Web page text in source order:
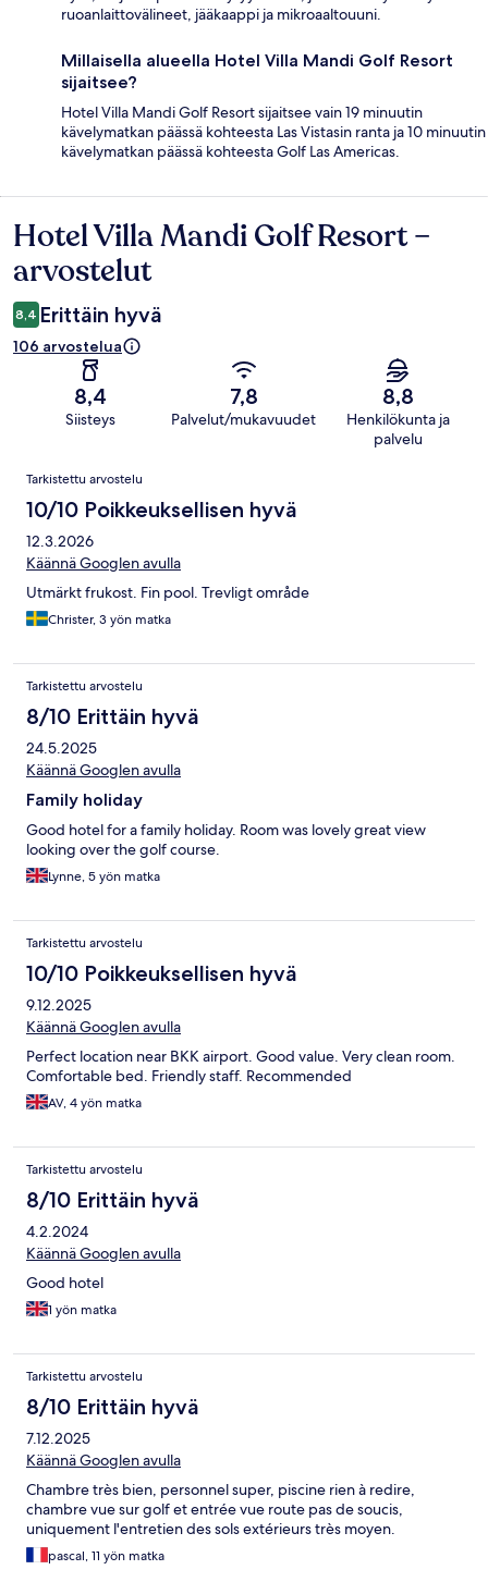
ruoanlaittovälineet, jääkaappi ja mikroaaltouuni.
Millaisella alueella Hotel Villa Mandi Golf Resort
sijaitsee?
Hotel Villa Mandi Golf Resort sijaitsee vain 19 minuutin
kävelymatkan päässä kohteesta Las Vistasin ranta ja 10 minuutin
kävelymatkan päässä kohteesta Golf Las Americas.
Arvostelut
Hotel Villa Mandi Golf Resort –
arvostelut
8,4 Erittäin hyvä
106 arvostelua
8,4
Siisteys
7,8
Palvelut/mukavuudet
8,8
Henkilökunta ja
palvelu
Arvostelut
Tarkistettu arvostelu
10/10 Poikkeuksellisen hyvä
12.3.2026
Käännä Googlen avulla
Utmärkt frukost. Fin pool. Trevligt område
Christer, 3 yön matka
Tarkistettu arvostelu
8/10 Erittäin hyvä
24.5.2025
Käännä Googlen avulla
Family holiday
Good hotel for a family holiday. Room was lovely great view
looking over the golf course.
Lynne, 5 yön matka
Tarkistettu arvostelu
10/10 Poikkeuksellisen hyvä
9.12.2025
Käännä Googlen avulla
Perfect location near BKK airport. Good value. Very clean room.
Comfortable bed. Friendly staff. Recommended
AV, 4 yön matka
Tarkistettu arvostelu
8/10 Erittäin hyvä
4.2.2024
Käännä Googlen avulla
Good hotel
1 yön matka
Tarkistettu arvostelu
8/10 Erittäin hyvä
7.12.2025
Käännä Googlen avulla
Chambre très bien, personnel super, piscine rien à redire,
chambre vue sur golf et entrée vue route pas de soucis,
uniquement l'entretien des sols extérieurs très moyen.
pascal, 11 yön matka